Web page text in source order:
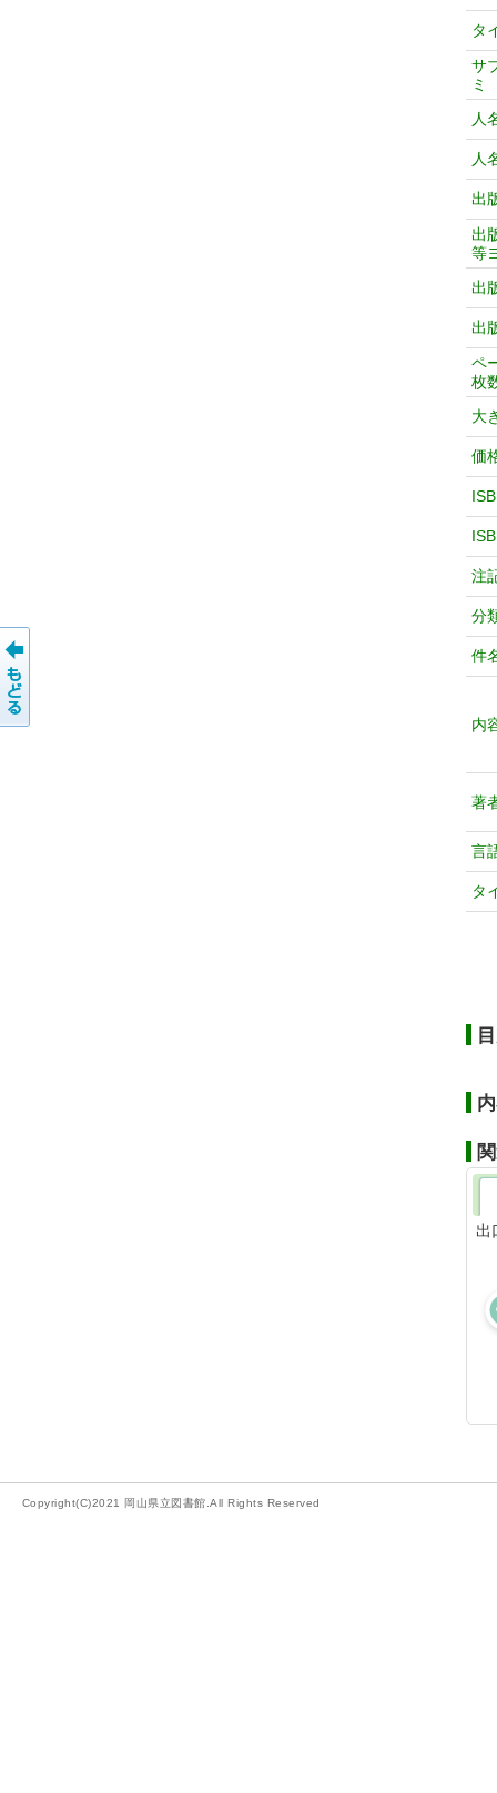
タ
サ
ミ
人
人
出
出
等
出
出
ペ
枚
大
価
注
分
件
内
著
言
タ
出
Copyright(C)2021 岡山県立図書館.All Rights Reserved